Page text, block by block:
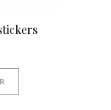
était : 25,50 €.
prix actuel est : 22,50 €.